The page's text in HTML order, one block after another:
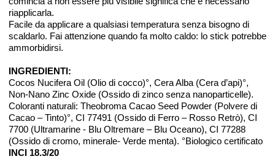
riapplicarla.​
​Facile da applicare a qualsiasi temperatura senza bisogno di
scaldarlo. Fai attenzione quando fa molto caldo: lo stick potrebbe
ammorbidirsi.​
INGREDIENTI:
Cocos Nucifera Oil (Olio di cocco)°, Cera Alba (Cera d’api)°,
Non-Nano Zinc Oxide (Ossido di zinco senza nanoparticelle).
Coloranti naturali: Theobroma Cacao Seed Powder (Polvere di
Cacao – Tinto)°, CI 77491 (Ossido di Ferro – Rosso Retrò), CI
7700 (Ultramarine - Blu Oltremare – Blu Oceano), CI 77288
(Ossido di cromo, minerale- Verde menta). °Biologico certificato
INCI 18.3/20